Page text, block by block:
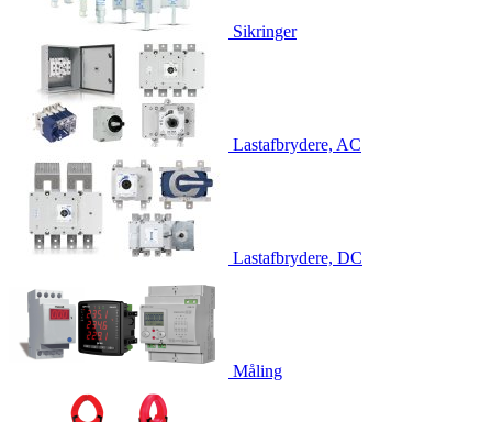
Sikringer
Lastafbrydere, AC
Lastafbrydere, DC
Måling